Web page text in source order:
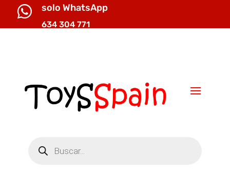
 solo WhatsApp
634 304 771
productos